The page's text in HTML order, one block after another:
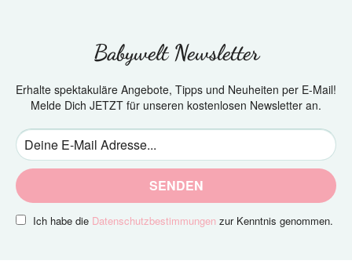
Babywelt Newsletter
Erhalte spektakuläre Angebote, Tipps und Neuheiten per E-Mail!
Melde Dich JETZT für unseren kostenlosen Newsletter an.
SENDEN
Ich habe die Datenschutzbestimmungen zur Kenntnis genommen.